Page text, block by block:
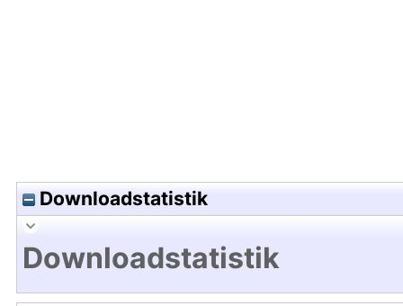
Downloadstatistik
Downloadstatistik